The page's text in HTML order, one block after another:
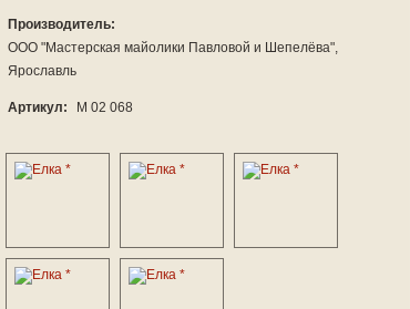
Производитель:
ООО "Мастерская майолики Павловой и Шепелёва",
Ярославль
Артикул: M 02 068